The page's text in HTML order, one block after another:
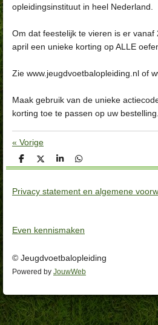
opleidingsinstituut in heel Nederland.
Om dat feestelijk te vieren is er
april een unieke korting op ALLE
Zie www.jeugdvoetbalopleiding.nl of
Maak gebruik van de unieke
korting toe te passen op uw bestelling.
« Vorige
D
e
e
n
D
e
S
h
e
D
e
e
n
Privacy statement en algemene
Even kennismaken
© Jeugdvoetbalopleiding
Powered by JouwWeb